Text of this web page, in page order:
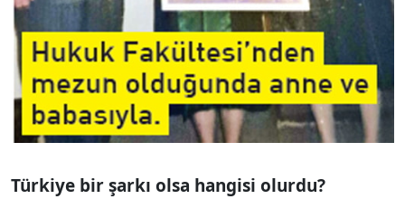
Türkiye bir şarkı olsa hangisi olurdu?